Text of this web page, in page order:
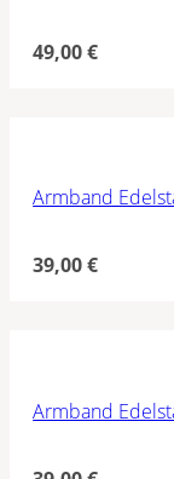
49,00€
Armband
39,00€
Armband